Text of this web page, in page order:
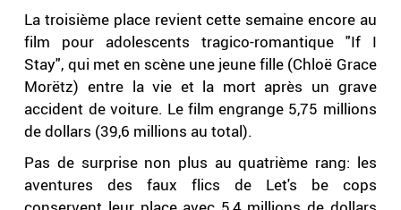
La troisième place revient cette semaine encore au
film pour adolescents tragico-romantique "If I
Stay", qui met en scène une jeune fille (Chloë Grace
Morëtz) entre la vie et la mort après un grave
accident de voiture. Le film engrange 5,75 millions
de dollars (39,6 millions au total).
Pas de surprise non plus au quatrième rang: les
aventures des faux flics de Let's be cops